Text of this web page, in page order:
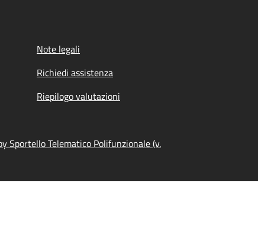
Note legali
Richiedi assistenza
Riepilogo valutazioni
Sportello Telematico Polifunzionale (v.